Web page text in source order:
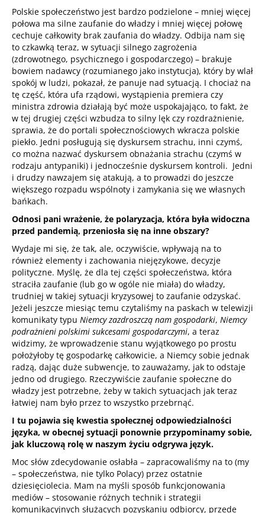
Polskie społeczeństwo jest bardzo podzielone – mniej więcej
połowa ma silne zaufanie do władzy i mniej więcej połowę
cechuje całkowity brak zaufania do władzy. Odbija nam się
to czkawką teraz, w sytuacji silnego zagrożenia
(zdrowotnego, psychicznego i gospodarczego) – brakuje
bowiem nadawcy (rozumianego jako instytucja), który by wlał
spokój w ludzi, pokazał, że panuje nad sytuacją. I chociaż na
tę część, która ufa rządowi, wystąpienia premiera czy
ministra zdrowia działają być może uspokajająco, to fakt, że
w tej drugiej części wzbudza to silny lęk czy rozdrażnienie,
sprawia, że do portali społecznościowych wkracza polskie
piekło. Jedni posługują się dyskursem strachu, inni czymś,
co można nazwać dyskursem obnażania strachu (czymś w
rodzaju antypaniki) i jednocześnie dyskursem kontroli. Jedni
i drudzy nawzajem się atakują, a to prowadzi do jeszcze
większego rozpadu wspólnoty i zamykania się we własnych
bańkach.
Odnosi pani wrażenie, że polaryzacja, która była widoczna
przed pandemią, przeniosła się na inne obszary?
Wydaje mi się, że tak, ale, oczywiście, wpływają na to
również elementy i zachowania niejęzykowe, decyzje
polityczne. Myślę, że dla tej części społeczeństwa, która
straciła zaufanie (lub go w ogóle nie miała) do władzy,
trudniej w takiej sytuacji kryzysowej to zaufanie odzyskać.
Jeżeli jeszcze miesiąc temu czytaliśmy na paskach w telewizji
komunikaty typu Niemcy zazdroszczą nam gospodarki, Niemcy
podrażnieni polskimi sukcesami gospodarczymi, a teraz
widzimy, że wprowadzenie stanu wyjątkowego po prostu
położyłoby tę gospodarkę całkowicie, a Niemcy sobie jednak
radzą, dając duże subwencje, to zauważamy, jak to odstaje
jedno od drugiego. Rzeczywiście zaufanie społeczne do
władzy jest potrzebne, żeby w takich sytuacjach jak teraz
łatwiej nam było przez to wszystko przebrnąć.
I tu pojawia się kwestia społecznej odpowiedzialności
języka, w obecnej sytuacji ponownie przypominamy sobie,
jak kluczową rolę w naszym życiu odgrywa język.
Moc słów zdecydowanie osłabła – zapracowaliśmy na to (my
– społeczeństwa, nie tylko Polacy) przez ostatnie
dziesięciolecia. Mam na myśli sposób funkcjonowania
mediów – stosowanie różnych technik i strategii
komunikacyjnych służących pozyskaniu odbiorcy, przede